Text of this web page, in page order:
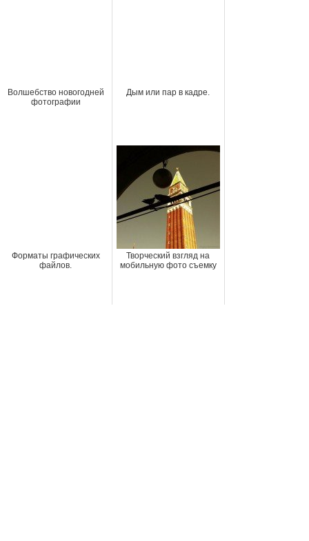
Волшебство новогодней
фотографии
Дым или пар в кадре.
Форматы графических
файлов.
Творческий взгляд на
мобильную фото съемку